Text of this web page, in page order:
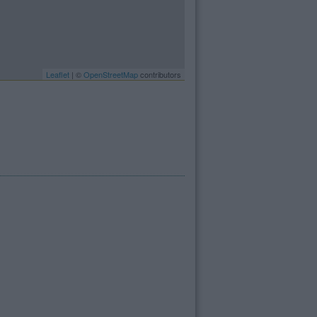
Leaflet | © OpenStreetMapcontributors